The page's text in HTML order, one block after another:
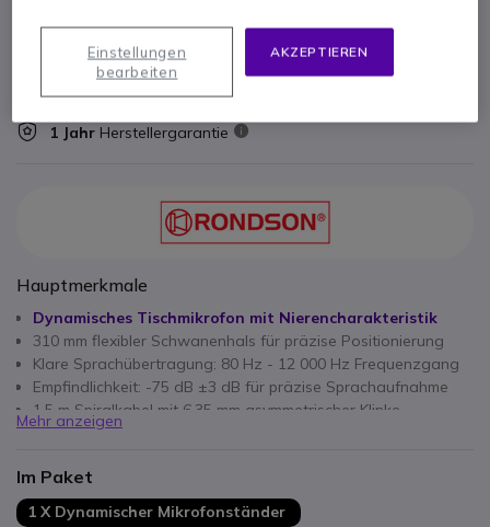
51 Produkte im Plattformbestand
Lieferung:5-7 Tage
1 Jahr Herstellergarantie
Hauptmerkmale
Dynamisches Tischmikrofon mit Nierencharakteristik
310 mm flexibler Schwanenhals für präzise Positionierung
Klare Sprachübertragung: 80 Hz - 12 000 Hz Frequenzgang
Empfindlichkeit: -75 dB ±3 dB für präzise Sprachaufnahme
1,5 m Spiralkabel mit 6,35 mm asymmetrischer Klinke
EIN/AUS-Schalter mit Momentan- oder Sperrfunktion
(600 Ω Impedanz)
Mehr anzeigen
Im Paket
1 X Dynamischer Mikrofonständer
AKZEPTIEREN
Einstellungen
bearbeiten